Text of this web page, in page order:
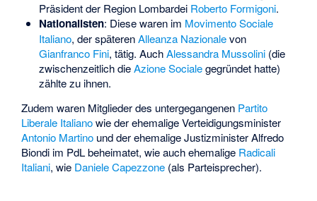
Präsident der Region Lombardei Roberto Formigoni.
Nationalisten: Diese waren im Movimento Sociale
Italiano, der späterenAlleanza Nazionalevon
Gianfranco Fini, tätig. AuchAlessandra Mussolini(die
zwischenzeitlich dieAzione Socialegegründet hatte)
zählte zu ihnen.
Zudem waren Mitglieder des untergegangenen Partito
Liberale Italianowie der ehemalige Verteidigungsminister
Antonio Martino und der ehemalige JustizministerAlfredo
Biondi im PdL beheimatet, wie auch ehemalige Radicali
Italiani, wie Daniele Capezzone (als Parteisprecher).